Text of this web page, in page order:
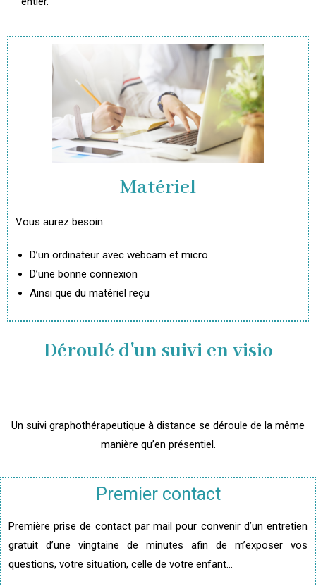
Matériel
Vous aurez besoin :
D’un ordinateur avec webcam et micro
D’une bonne connexion
Ainsi que du matériel reçu
Déroulé d'un suivi en visio
Un suivi graphothérapeutique à distance se déroule de la même
manière qu’en présentiel.
Premier contact
Première prise de contact par mail pour convenir d’un entretien
gratuit d’une vingtaine de minutes afin de m’exposer vos
questions, votre situation, celle de votre enfant…